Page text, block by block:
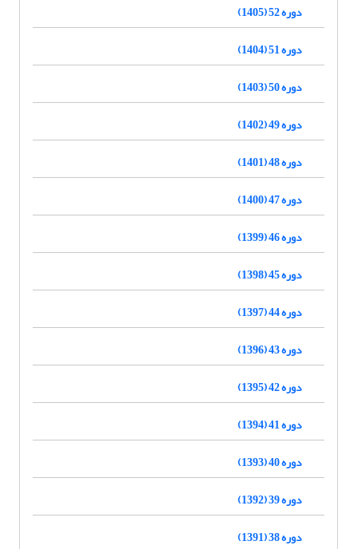
دوره 52 (1405)
دوره 51 (1404)
دوره 50 (1403)
دوره 49 (1402)
دوره 48 (1401)
دوره 47 (1400)
دوره 46 (1399)
دوره 45 (1398)
دوره 44 (1397)
دوره 43 (1396)
دوره 42 (1395)
دوره 41 (1394)
دوره 40 (1393)
دوره 39 (1392)
دوره 38 (1391)